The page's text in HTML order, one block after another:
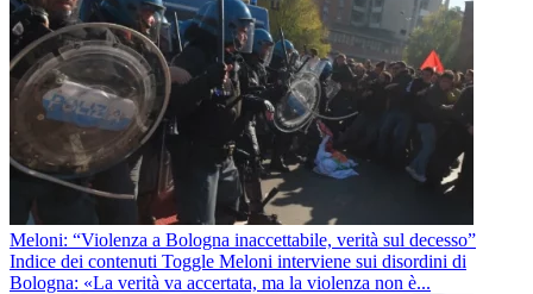
Meloni: “Violenza a Bologna inaccettabile, verità sul decesso”
Indice dei contenuti Toggle Meloni interviene sui disordini di
Bologna: «La verità va accertata, ma la violenza non è...